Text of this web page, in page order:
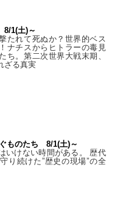
1(土)～
たれて死ぬか？世界的ベス
ナチスからヒトラーの毒見
ち。第二次世界大戦末期、
ざる真実
ものたち 8/1(土)～
いけない時間がある。 歴代
り続けた”歴史の現場”の全